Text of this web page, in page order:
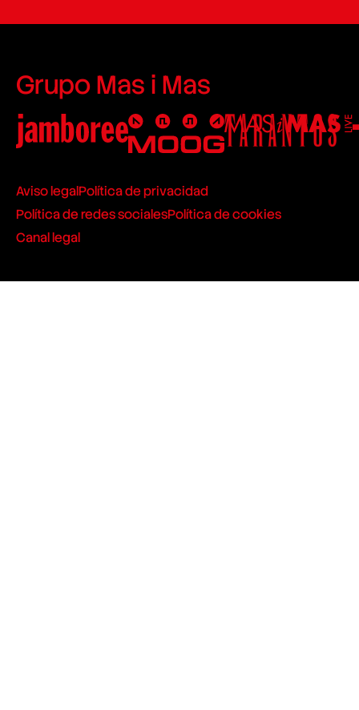
Grupo Mas i Mas
Aviso legalPolítica de privacidad
Política de redes socialesPolítica de cookies
Canal legal